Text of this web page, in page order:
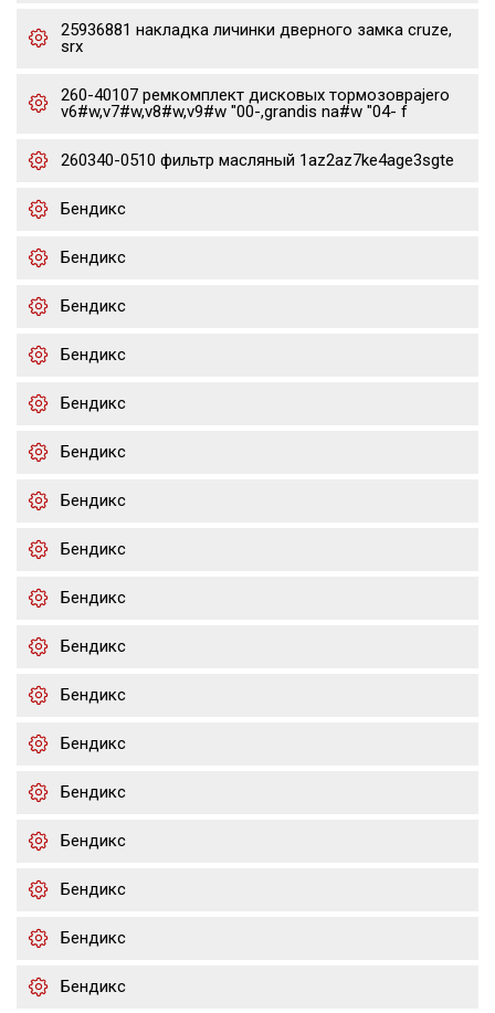
25936881 накладка личинки дверного замка cruze,
srx
260-40107 ремкомплект дисковых тормозовpajero
v6#w,v7#w,v8#w,v9#w "00-,grandis na#w "04- f
260340-0510 фильтр масляный 1az2az7ke4age3sgte
Бендикс
Бендикс
Бендикс
Бендикс
Бендикс
Бендикс
Бендикс
Бендикс
Бендикс
Бендикс
Бендикс
Бендикс
Бендикс
Бендикс
Бендикс
Бендикс
Бендикс